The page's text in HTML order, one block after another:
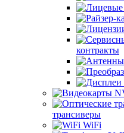
контракты
трансиверы
WiFi